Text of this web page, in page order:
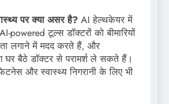
पर क्या असर है? AI हेल्थकेयर में
powered टूल्स डॉक्टरों को बीमारियों
लगाने में मदद करते हैं, और
घर बैठे डॉक्टर से परामर्श ले सकते हैं।
और स्वास्थ्य निगरानी के लिए भी